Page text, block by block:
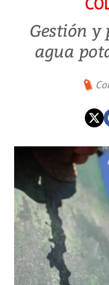
Gestión
agua